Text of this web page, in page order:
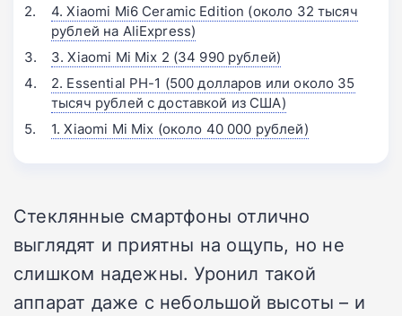
4. Xiaomi Mi6 Ceramic Edition (около 32 тысяч
рублей на AliExpress)
3. Xiaomi Mi Mix 2 (34 990 рублей)
2. Essential PH-1 (500 долларов или около 35
тысяч рублей с доставкой из США)
1. Xiaomi Mi Mix (около 40 000 рублей)
Стеклянные смартфоны отлично
выглядят и приятны на ощупь, но не
слишком надежны. Уронил такой
аппарат даже с небольшой высоты – и